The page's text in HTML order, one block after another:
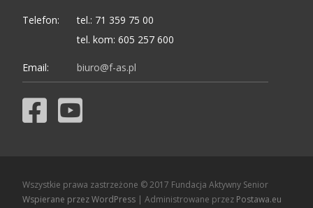
Telefon:
tel.: 71 359 75 00
tel. kom: 605 257 600
Email: biuro@f-as.pl
Wszystkie prawa zastrzeżone © 2017 Fundacja Aktywny Senior
Wspierane przez WordPress | Administrowane przez Postawa.eu